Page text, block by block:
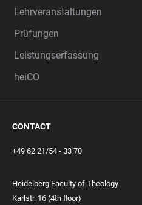
Lehrveranstaltungen
Prüfungen
Leistungserfassung
heiCO
CONTACT
+49 62 21/54 - 33 70
Heidelberg Faculty of Theology
Karlstr. 16 (4th floor)